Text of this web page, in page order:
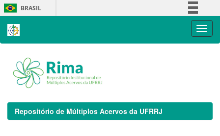
Skip
navigation
BRASIL
Repositório de Múltiplos Acervos da UFRRJ